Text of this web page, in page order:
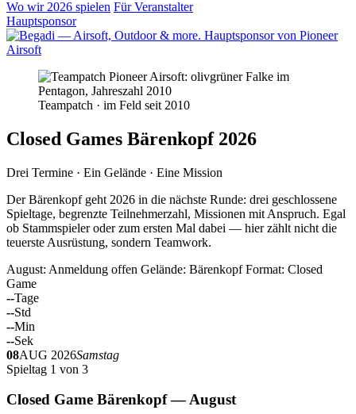
Wo wir 2026 spielen Für Veranstalter
Hauptsponsor
Teampatch · im Feld seit 2010
Closed Games Bärenkopf 2026
Drei Termine · Ein Gelände · Eine Mission
Der Bärenkopf geht 2026 in die nächste Runde: drei geschlossene
Spieltage, begrenzte Teilnehmerzahl, Missionen mit Anspruch. Egal
ob Stammspieler oder zum ersten Mal dabei — hier zählt nicht die
teuerste Ausrüstung, sondern Teamwork.
August: Anmeldung offen Gelände: Bärenkopf Format: Closed
Game
--Tage
--Std
--Min
--Sek
08AUG 2026Samstag
Spieltag 1 von 3
Closed Game Bärenkopf — August